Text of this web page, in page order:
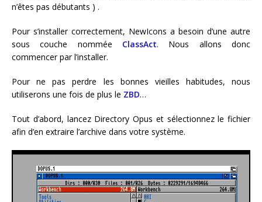
n’êtes pas débutants ) .
Pour s’installer correctement, NewIcons a besoin d’une autre
sous couche nommée ClassAct. Nous allons donc
commencer par l’installer.
Pour ne pas perdre les bonnes vieilles habitudes, nous
utiliserons une fois de plus le ZBD…
Tout d’abord, lancez Directory Opus et sélectionnez le fichier
afin d’en extraire l’archive dans votre système.